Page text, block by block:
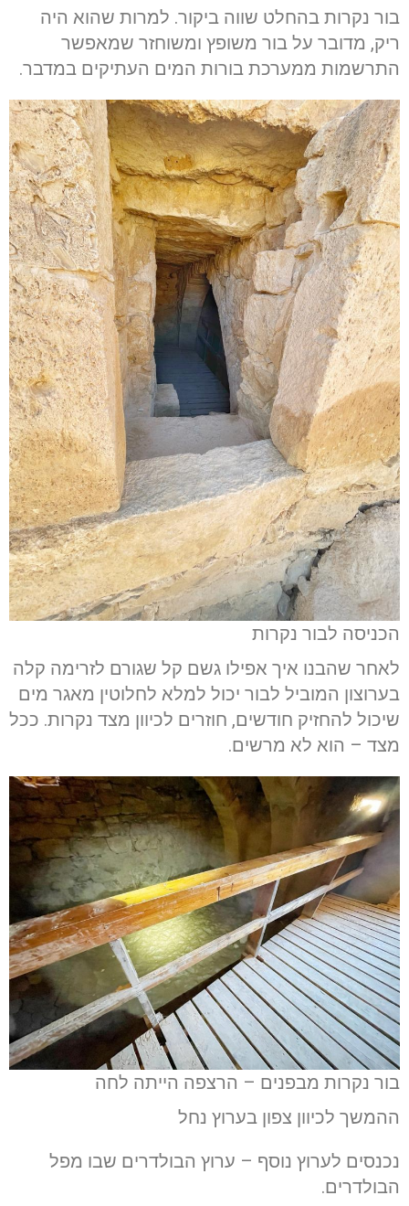
בור נקרות בהחלט שווה ביקור. למרות שהוא היה
ריק, מדובר על בור משופץ ומשוחזר שמאפשר
התרשמות ממערכת בורות המים העתיקים במדבר.
הכניסה לבור נקרות
לאחר שהבנו איך אפילו גשם קל שגורם לזרימה קלה
בערוצון המוביל לבור יכול למלא לחלוטין מאגר מים
שיכול להחזיק חודשים, חוזרים לכיוון מצד נקרות. ככל
מצד – הוא לא מרשים.
בור נקרות מבפנים – הרצפה הייתה לחה
ההמשך לכיוון צפון בערוץ נחל
נכנסים לערוץ נוסף – ערוץ הבולדרים שבו מפל
הבולדרים.